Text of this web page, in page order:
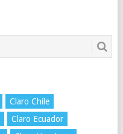
Claro Chile
Claro Ecuador